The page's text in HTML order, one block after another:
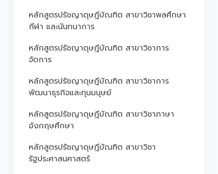
หลักสูตรปรัชญาดุษฎีบัณฑิต สาขาวิชาพลศึกษา
กีฬา และนันทนาการ
หลักสูตรปรัชญาดุษฎีบัณฑิต สาขาวิชาการ
จัดการ
หลักสูตรปรัชญาดุษฎีบัณฑิต สาขาวิชาการ
พัฒนาธุรกิจและทุนมนุษย์
หลักสูตรปรัชญาดุษฎีบัณฑิต สาขาวิชาภาษา
อังกฤษศึกษา
หลักสูตรปรัชญาดุษฎีบัณฑิต สาขาวิชา
รัฐประศาสนศาสตร์